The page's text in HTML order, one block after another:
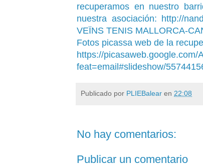
recuperamos en nuestro
nuestra asociación: http://
VEÏNS TENIS MALLORCA-
Fotos picassa web de la
https://picasaweb.google.com/
feat=email#slideshow/
Publicado por PLIEBalear en 22:08
No hay comentarios:
Publicar un comentario